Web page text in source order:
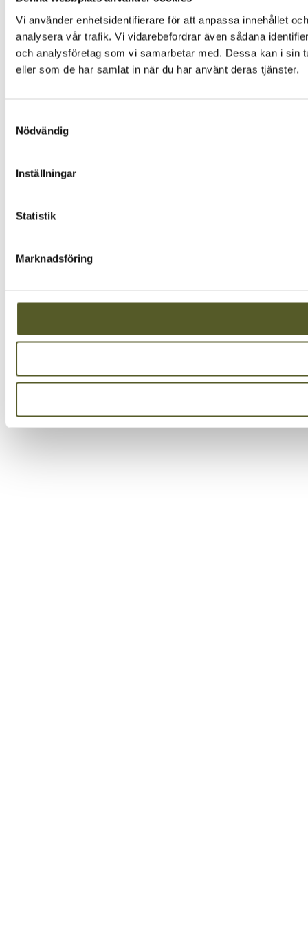
Vi använder enhetsidentifierare för att anpassa innehållet
analysera vår trafik. Vi vidarebefordrar även sådana
och analysföretag som vi samarbetar med. Dessa kan i sin
eller som de har samlat in när du har använt deras tjänster.
Nödvändig
Inställningar
Statistik
Marknadsföring